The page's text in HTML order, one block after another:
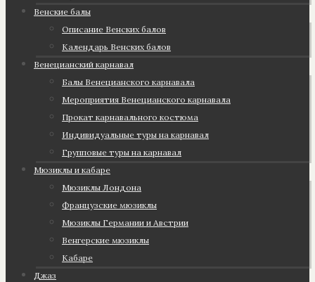
Венские балы
Описание Венских балов
Календарь Венских балов
Венецианский карнавал
Балы Венецианского карнавала
Мероприятия Венецианского карнавала
Прокат карнавального костюма
Индивидуальные туры на карнавал
Групповые туры на карнавал
Мюзиклы и кабаре
Мюзиклы Лондона
Французские мюзиклы
Мюзиклы Германии и Австрии
Венгерские мюзиклы
Кабаре
Джаз